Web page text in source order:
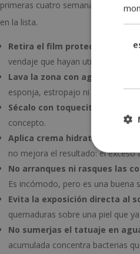
primeras cuatro semanas. Saltarse
en la lista.
Retira el film protector
en el
vendaje que hayan utilizado.
Lava la zona con agua tibia y
esponja, estropajo ni manopla.
Sécalo con toquecitos suaves
concepto.
Aplica crema hidratante
no mejora el resultado: el exceso
No arranques ni rasques las
Es incómodo, pero es una buena
Evita la exposición directa al
quemaduras sobre una piel que
No sumerjas el tatuaje en
acumulada concentra bacterias